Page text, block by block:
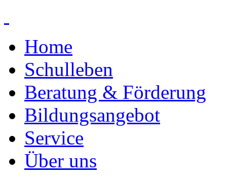
Home
Schulleben
Beratung & Förderung
Bildungsangebot
Service
Über uns